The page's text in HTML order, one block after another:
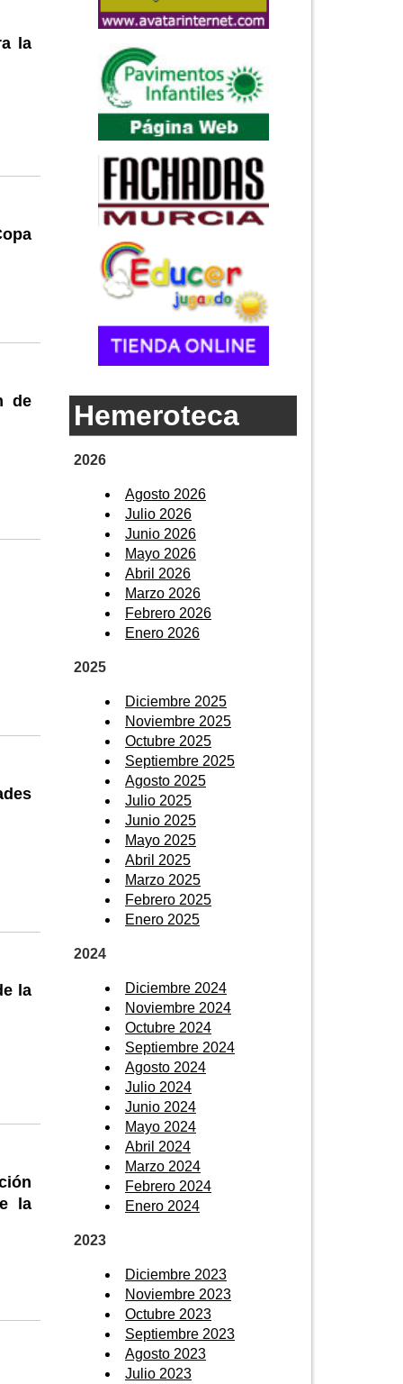
la
de
la
la
Hemeroteca
2026
Agosto 2026
Julio 2026
Junio 2026
Mayo 2026
Abril 2026
Marzo 2026
Febrero 2026
Enero 2026
2025
Diciembre 2025
Noviembre 2025
Octubre 2025
Septiembre 2025
Agosto 2025
Julio 2025
Junio 2025
Mayo 2025
Abril 2025
Marzo 2025
Febrero 2025
Enero 2025
2024
Diciembre 2024
Noviembre 2024
Octubre 2024
Septiembre 2024
Agosto 2024
Julio 2024
Junio 2024
Mayo 2024
Abril 2024
Marzo 2024
Febrero 2024
Enero 2024
2023
Diciembre 2023
Noviembre 2023
Octubre 2023
Septiembre 2023
Agosto 2023
Julio 2023